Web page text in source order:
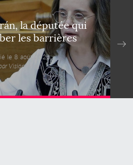
la députée qui
les barrières
le 8 août 2026,
VisionsMag.